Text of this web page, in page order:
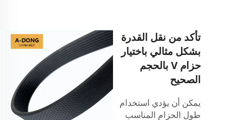
تأكد من نقل القدرة
بشكل مثالي باختيار
حزام V بالحجم
الصحيح
يمكن أن يؤدي استخدام
طول الحزام المناسب